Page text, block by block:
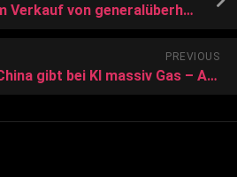
Apple beginnt mit dem Verkauf von generalüberholten 15 Zoll MacBook Air Modellen in Europa
PREVIOUS
Nach Nvidia & Co: China gibt bei KI massiv Gas – Analysten verraten die 3 Favoriten